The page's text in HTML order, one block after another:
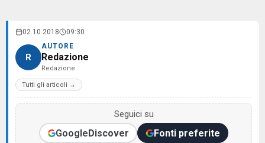
02.10.2018 09:30
R
AUTORE
Redazione
Redazione
Tutti gli articoli →
Seguici su
GoogleDiscover Fonti preferite